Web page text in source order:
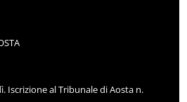
Iscrizione al Tribunale di Aosta n.